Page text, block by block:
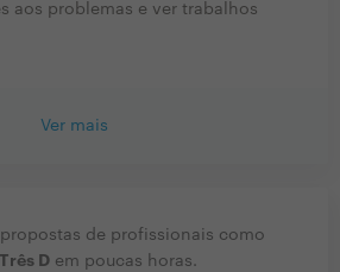
aos problemas e ver trabalhos
Ver mais
propostas de profissionais como
D em poucas horas.